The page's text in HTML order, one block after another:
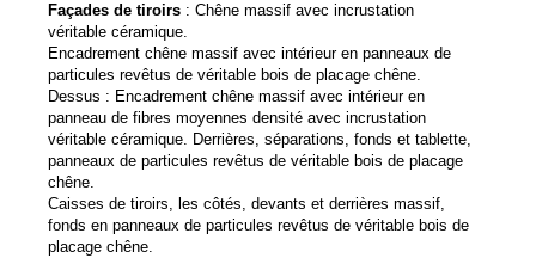
Façades de tiroirs : Chêne massif avec incrustation
véritable céramique.
Encadrement chêne massif avec intérieur en panneaux de
particules revêtus de véritable bois de placage chêne.
Dessus : Encadrement chêne massif avec intérieur en
panneau de fibres moyennes densité avec incrustation
véritable céramique. Derrières, séparations, fonds et tablette,
panneaux de particules revêtus de véritable bois de placage
chêne.
Caisses de tiroirs, les côtés, devants et derrières massif,
fonds en panneaux de particules revêtus de véritable bois de
placage chêne.